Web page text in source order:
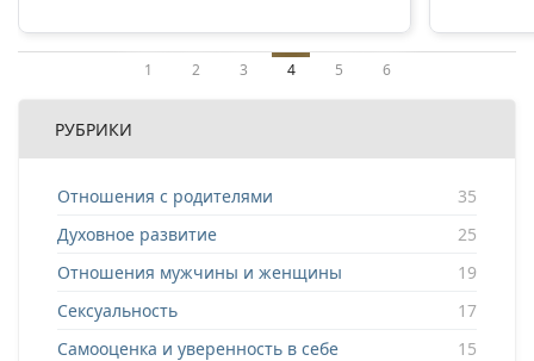
1 2 3 4 5 6
РУБРИКИ
Отношения с родителями
35
Духовное развитие
25
Отношения мужчины и женщины
19
Сексуальность
17
Самооценка и уверенность в себе
15